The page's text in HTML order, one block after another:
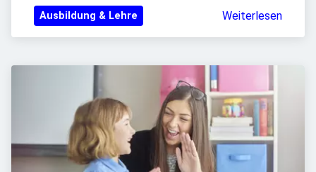
Ausbildung & Lehre Weiterlesen